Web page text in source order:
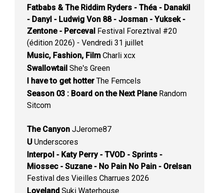
Fatbabs & The Riddim Ryders - Théa - Danakil
- Danyl - Ludwig Von 88 - Josman - Yuksek -
Zentone - Perceval Festival Foreztival #20
(édition 2026) - Vendredi 31 juillet
Music, Fashion, Film Charli xcx
Swallowtail She's Green
I have to get hotterThe Femcels
Season 03 : Board on the Next PlaneRandom
Sitcom
The Canyon JJerome87
U Underscores
Interpol - Katy Perry - TVOD - Sprints -
Miossec - Suzane - No Pain No Pain - Orelsan
Festival des Vieilles Charrues 2026
Loveland Suki Waterhouse